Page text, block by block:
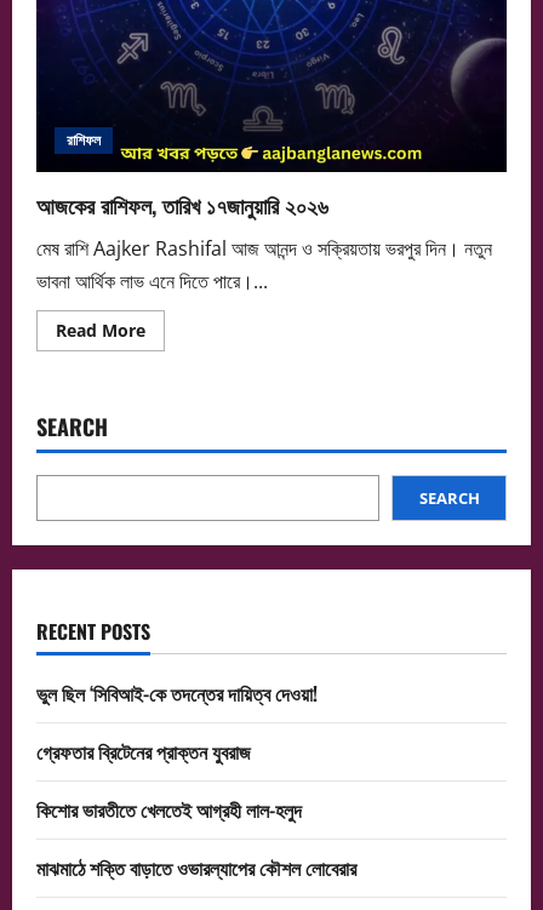
রাশিফল
আজকের রাশিফল, তারিখ ১৭জানুয়ারি ২০২৬
মেষ রাশি Aajker Rashifal আজ আনন্দ ও সক্রিয়তায় ভরপুর দিন। নতুন
ভাবনা আর্থিক লাভ এনে দিতে পারে।...
Read MoreRead
more
২০২৬
SEARCH
SEARCH
RECENT POSTS
ভুল ছিল ‘সিবিআই-কে তদন্তের দায়িত্ব দেওয়া!
গ্রেফতার ব্রিটেনের প্রাক্তন যুবরাজ
কিশোর ভারতীতে খেলতেই আগ্রহী লাল-হলুদ
মাঝমাঠে শক্তি বাড়াতে ওভারল্যাপের কৌশল লোবেরার